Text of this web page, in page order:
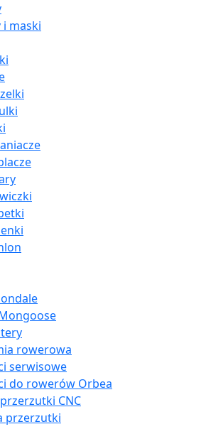
i maski
rowerowa
serwisowe
do rowerów Orbea
CNC
przerzutki